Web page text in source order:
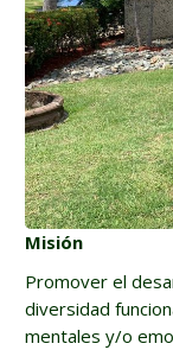
Misión
Promover el
diversidad
mentales y/o